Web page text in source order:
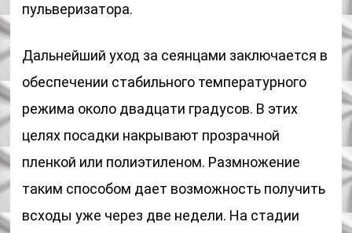
пульверизатора.
Дальнейший уход за сеянцами заключается в
обеспечении стабильного температурного
режима около двадцати градусов. В этих
целях посадки накрывают прозрачной
пленкой или полиэтиленом. Размножение
таким способом дает возможность получить
всходы уже через две недели. На стадии